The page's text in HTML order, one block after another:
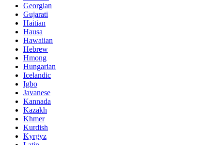
Georgian
Gujarati
Haitian
Hausa
Hawaiian
Hebrew
Hmong
Hungarian
Icelandic
Igbo
Javanese
Kannada
Kazakh
Khmer
Kurdish
Kyrgyz